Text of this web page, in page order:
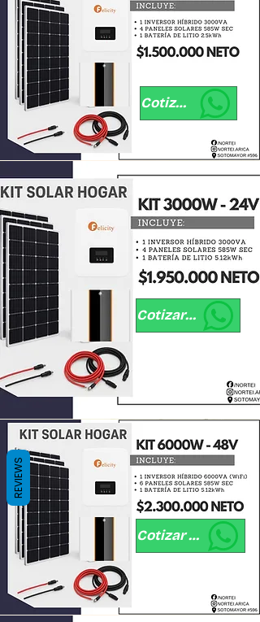
Cotizar por WhatsApp
Cotizar por WhatsApp
Cotizar por WhatsApp
REVIEWS